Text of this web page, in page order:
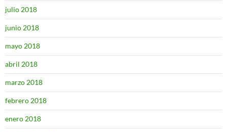
julio 2018
junio 2018
mayo 2018
abril 2018
marzo 2018
febrero 2018
enero 2018